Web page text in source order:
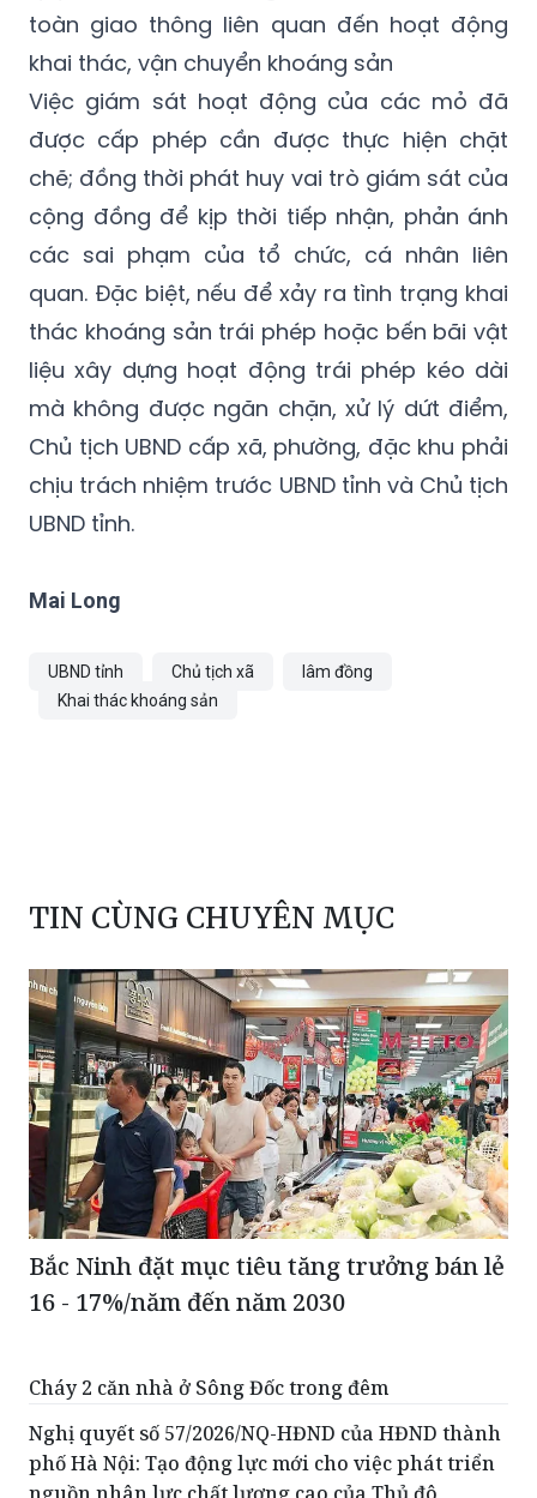
toàn giao thông liên quan đến hoạt động
khai thác, vận chuyển khoáng sản
Việc giám sát hoạt động của các mỏ đã
được cấp phép cần được thực hiện chặt
chẽ; đồng thời phát huy vai trò giám sát của
cộng đồng để kịp thời tiếp nhận, phản ánh
các sai phạm của tổ chức, cá nhân liên
quan. Đặc biệt, nếu để xảy ra tình trạng khai
thác khoáng sản trái phép hoặc bến bãi vật
liệu xây dựng hoạt động trái phép kéo dài
mà không được ngăn chặn, xử lý dứt điểm,
Chủ tịch UBND cấp xã, phường, đặc khu phải
chịu trách nhiệm trước UBND tỉnh và Chủ tịch
UBND tỉnh.
Mai Long
UBND tỉnh Chủ tịch xã
lâm đồng
Khai thác khoáng sản
TIN CÙNG CHUYÊN MỤC
Bắc Ninh đặt mục tiêu tăng trưởng bán lẻ
16 - 17%/năm đến năm 2030
Cháy 2 căn nhà ở Sông Đốc trong đêm
Nghị quyết số 57/2026/NQ-HĐND của HĐND thành
phố Hà Nội: Tạo động lực mới cho việc phát triển